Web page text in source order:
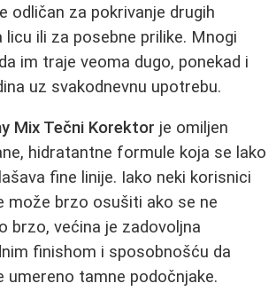
odličan za pokrivanje drugih
licu ili za posebne prilike. Mnogi
im traje veoma dugo, ponekad i
uz svakodnevnu upotrebu.
Mix Tečni Korektor je omiljen
hidratantne formule koja se lako
fine linije. Iako neki korisnici
može brzo osušiti ako se ne
brzo, većina je zadovoljna
finishom i sposobnošću da
umereno tamne podočnjake.